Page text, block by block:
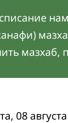
08 августа